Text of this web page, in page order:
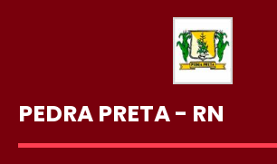
PEDRA PRETA - RN